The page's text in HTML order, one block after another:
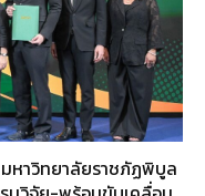
หาวิทยาลัยราชภัฏพิบูล